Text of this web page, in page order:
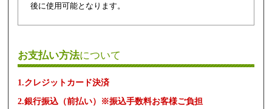
後に使用可能となります。
お支払い方法について
1.クレジットカード決済
2.銀行振込（前払い）※振込手数料お客様ご負担